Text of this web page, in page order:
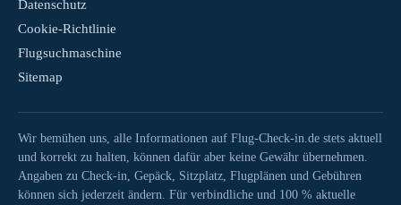
Datenschutz
Cookie-Richtlinie
Flugsuchmaschine
Sitemap
Wir bemühen uns, alle Informationen auf Flug-Check-in.de stets aktuell
und korrekt zu halten, können dafür aber keine Gewähr übernehmen.
Angaben zu Check-in, Gepäck, Sitzplatz, Flugplänen und Gebühren
können sich jederzeit ändern. Für verbindliche und 100 % aktuelle